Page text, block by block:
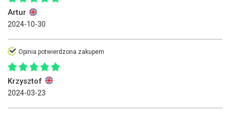
Artur
2024-10-30
Opinia potwierdzona zakupem
Krzysztof
2024-03-23